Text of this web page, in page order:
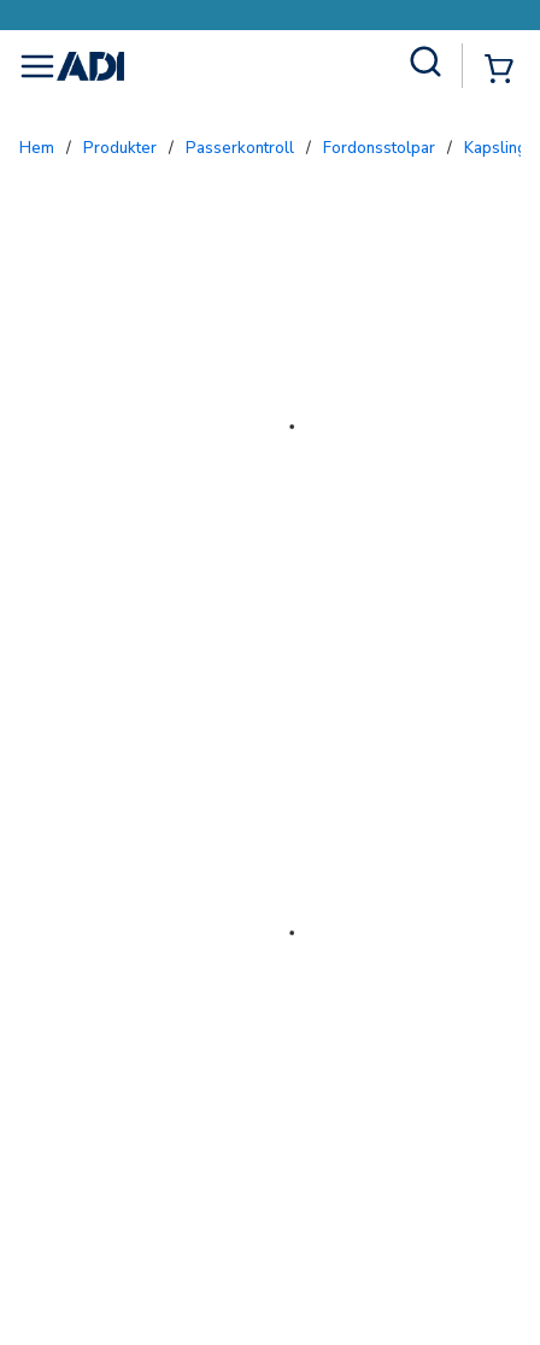
menu
Hem / Produkter / Passerkontroll / Fordonsstolpar / Kapslingar